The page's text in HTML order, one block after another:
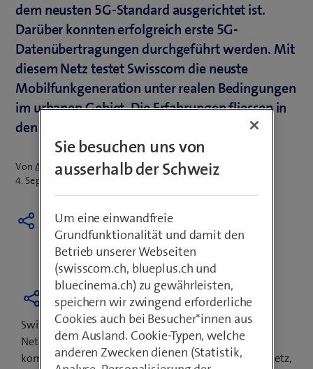
dem neusten 5G-Standard ausgerichtet ist.
Darüber konnten erfolgreich erste 5G-
Datenübertragungen durchgeführt werden. Mit
diesem Netz testet Swisscom die neuste
Mobilfunkgeneration unter realen Bedingungen
im urbanen Gebiet. Die Erfahrungen fliessen in
den weiteren 5G-Ausbau bei Swisscom ein.
VonArmin Schädeli
4. September 2018
Swisscom baut zusammen mit ihrem
Netzwerkausrüster Ericsson in Burgdorf das erste
komplette 5G-Netz der Schweiz auf: Von dem Core-Netz,
Sie besuchen uns von
ausserhalb der Schweiz
Um eine einwandfreie
Grundfunktionalität und damit den
Betrieb unserer Webseiten
(swisscom.ch, blueplus.ch und
bluecinema.ch) zu gewährleisten,
speichern wir zwingend erforderliche
Cookies auch bei Besucher*innen aus
dem Ausland. Cookie-Typen, welche
anderen Zwecken dienen (Statistik,